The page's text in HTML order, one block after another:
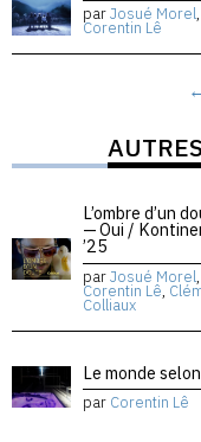
parJosué Morel,
Corentin Lê
L’ombre d’un
— Oui /
’25
parJosué Morel,
Corentin Lê,
Colliaux
Le monde
par Corentin Lê